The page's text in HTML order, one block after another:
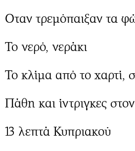
Oταν τρεμόπαιξαν τα
Το νερό, νεράκι
Το κλίμα από το χαρτί,
Πάθη και ίντριγκες
13 λεπτά Κυπριακού